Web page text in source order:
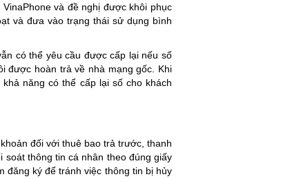
và đề nghị được khôi phục
và đưa vào trạng thái sử dụng bình
có thể yêu cầu được cấp lại nếu số
được hoàn trả về nhà mạng gốc. Khi
năng có thể cấp lại số cho khách
đối với thuê bao trả trước, thanh
thông tin cá nhân theo đúng giấy
đăng ký để tránh việc thông tin bị hủy